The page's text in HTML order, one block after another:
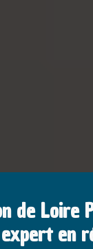
de Loire
en